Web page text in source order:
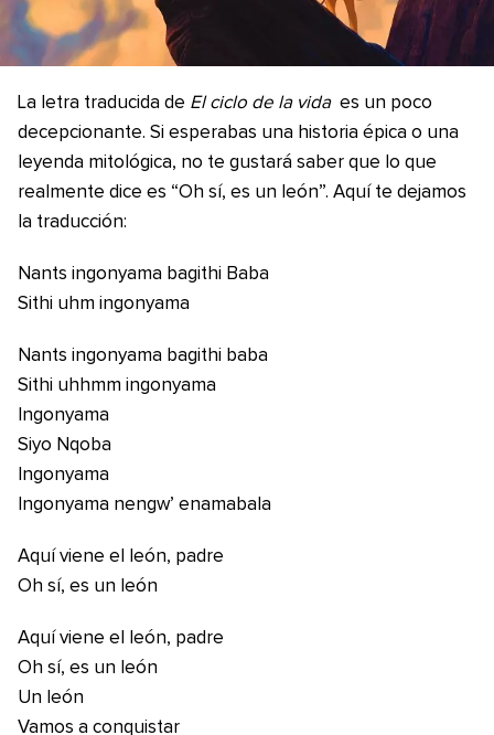
La letra traducida de El ciclo de la vida es un poco
decepcionante. Si esperabas una historia épica o una
leyenda mitológica, no te gustará saber que lo que
realmente dice es “Oh sí, es un león”. Aquí te dejamos
la traducción:
Nants ingonyama bagithi Baba
Sithi uhm ingonyama
Nants ingonyama bagithi baba
Sithi uhhmm ingonyama
Ingonyama
Siyo Nqoba
Ingonyama
Ingonyama nengw’ enamabala
Aquí viene el león, padre
Oh sí, es un león
Aquí viene el león, padre
Oh sí, es un león
Un león
Vamos a conquistar